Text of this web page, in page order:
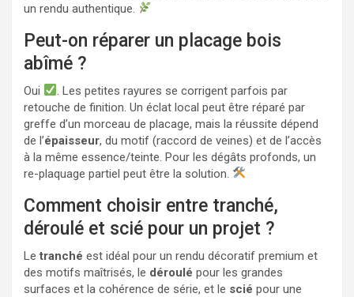
un rendu authentique.
Peut-on réparer un placage bois
abîmé ?
Oui
. Les petites rayures se corrigent parfois par
retouche de finition. Un éclat local peut être réparé par
greffe d’un morceau de placage, mais la réussite dépend
de l’épaisseur, du motif (raccord de veines) et de l’accès
à la même essence/teinte. Pour les dégâts profonds, un
re-plaquage partiel peut être la solution.
Comment choisir entre tranché,
déroulé et scié pour un projet ?
Letranché est idéal pour un rendu décoratif premium et
des motifs maîtrisés, le déroulé pour les grandes
surfaces et la cohérence de série, et le scié pour une